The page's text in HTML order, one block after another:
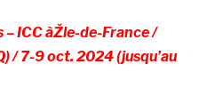
ICC àŽle-de-France /
/ 7-9 oct. 2024 (jusqu’au